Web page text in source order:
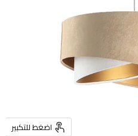
اضغط للتكبير